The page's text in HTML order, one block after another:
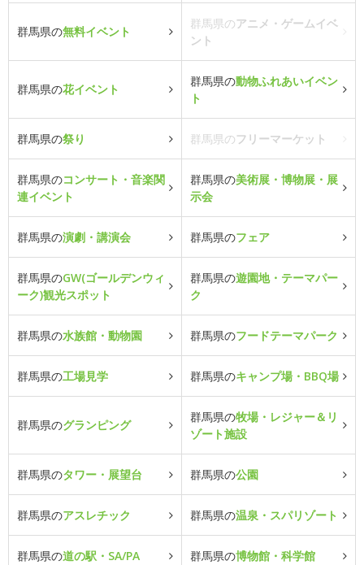
群馬県の無料イベント
群馬県のアニメ・ゲームイベ
ント
群馬県の花イベント
群馬県の動物ふれあいイベン
ト
群馬県の祭り 群馬県のフリーマーケット
群馬県のコンサート・音楽関
連イベント
群馬県の美術展・博物展・展
示会
群馬県の演劇・講演会 群馬県のフェア
群馬県のGW(ゴールデンウィ
ーク)観光スポット
群馬県の遊園地・テーマパー
ク
群馬県の水族館・動物園 群馬県のフードテーマパーク
群馬県の工場見学 群馬県のキャンプ場・BBQ場
群馬県のグランピング
群馬県の牧場・レジャー＆リ
ゾート施設
群馬県のタワー・展望台 群馬県の公園
群馬県のアスレチック 群馬県の温泉・スパリゾート
群馬県の道の駅・SA/PA 群馬県の博物館・科学館